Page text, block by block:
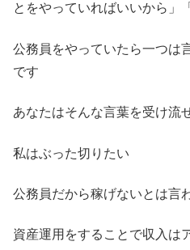
とをやっていればいいから」
公務員をやっていたら一つは
です
あなたはそんな言葉を受け流
私はぶった切りたい
公務員だから稼げないとは言
資産運用をすることで収入は